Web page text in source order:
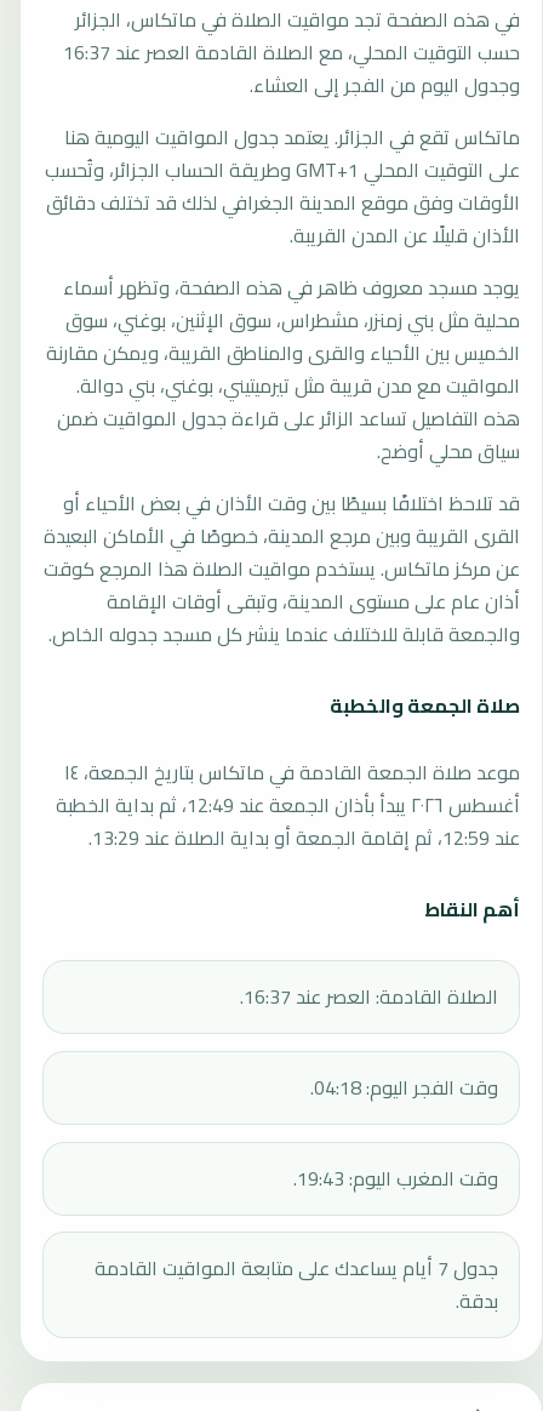
في هذه الصفحة تجد مواقيت الصلاة في ماتكاس، الجزائر
حسب التوقيت المحلي، مع الصلاة القادمة العصر عند 16:37
وجدول اليوم من الفجر إلى العشاء.
ماتكاس تقع في الجزائر. يعتمد جدول المواقيت اليومية هنا
على التوقيت المحلي GMT+1 وطريقة الحساب الجزائر، وتُحسب
الأوقات وفق موقع المدينة الجغرافي لذلك قد تختلف دقائق
الأذان قليلًا عن المدن القريبة.
يوجد مسجد معروف ظاهر في هذه الصفحة، وتظهر أسماء
محلية مثل بني زمنزر، مشطراس، سوق الإثنين، بوغني، سوق
الخميس بين الأحياء والقرى والمناطق القريبة، ويمكن مقارنة
المواقيت مع مدن قريبة مثل تيرميتيني، بوغني، بني دوالة.
هذه التفاصيل تساعد الزائر على قراءة جدول المواقيت ضمن
سياق محلي أوضح.
قد تلاحظ اختلافًا بسيطًا بين وقت الأذان في بعض الأحياء أو
القرى القريبة وبين مرجع المدينة، خصوصًا في الأماكن البعيدة
عن مركز ماتكاس. يستخدم مواقيت الصلاة هذا المرجع كوقت
أذان عام على مستوى المدينة، وتبقى أوقات الإقامة
والجمعة قابلة للاختلاف عندما ينشر كل مسجد جدوله الخاص.
صلاة الجمعة والخطبة
موعد صلاة الجمعة القادمة في ماتكاس بتاريخ الجمعة، ١٤
أغسطس ٢٠٢٦ يبدأ بأذان الجمعة عند 12:49، ثم بداية الخطبة
عند 12:59، ثم إقامة الجمعة أو بداية الصلاة عند 13:29.
أهم النقاط
الصلاة القادمة: العصر عند 16:37.
وقت الفجر اليوم: 04:18.
وقت المغرب اليوم: 19:43.
جدول 7 أيام يساعدك على متابعة المواقيت القادمة
بدقة.